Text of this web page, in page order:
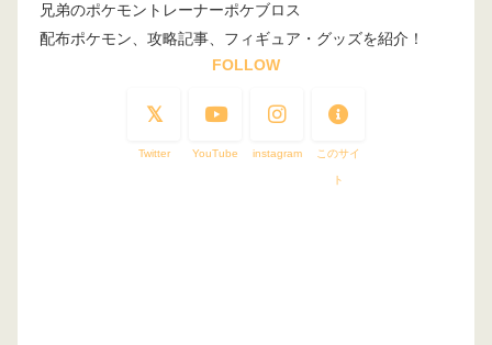
兄弟のポケモントレーナーポケブロス
配布ポケモン、攻略記事、フィギュア・グッズを紹介！
FOLLOW
Twitter YouTube instagram このサイ
ト